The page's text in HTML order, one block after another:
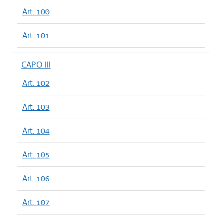
Art. 100
Art. 101
CAPO III
Art. 102
Art. 103
Art. 104
Art. 105
Art. 106
Art. 107